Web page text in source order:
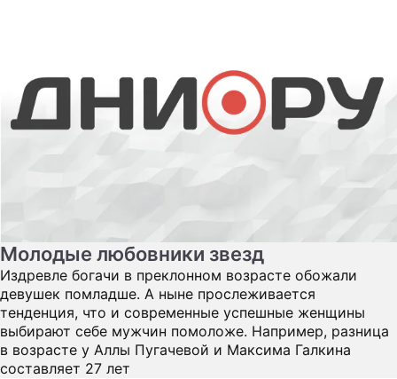
Молодые любовники звезд
Издревле богачи в преклонном возрасте обожали
девушек помладше. А ныне прослеживается
тенденция, что и современные успешные женщины
выбирают себе мужчин помоложе. Например, разница
в возрасте у Аллы Пугачевой и Максима Галкина
составляет 27 лет